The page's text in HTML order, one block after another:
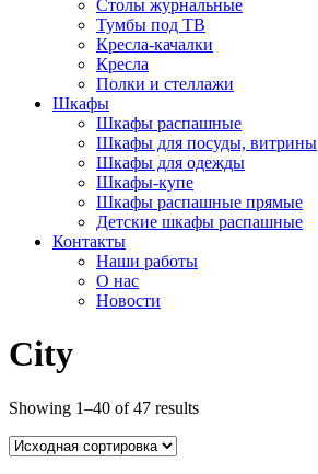
Столы журнальные
Тумбы под ТВ
Кресла-качалки
Кресла
Полки и стеллажи
Шкафы
Шкафы распашные
Шкафы для посуды, витрины
Шкафы для одежды
Шкафы-купе
Шкафы распашные прямые
Детские шкафы распашные
Контакты
Наши работы
О нас
Новости
City
Showing 1–40 of 47 results